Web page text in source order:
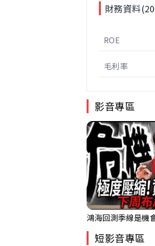
財務資料
ROE
毛利率
影音專區
短影音專區